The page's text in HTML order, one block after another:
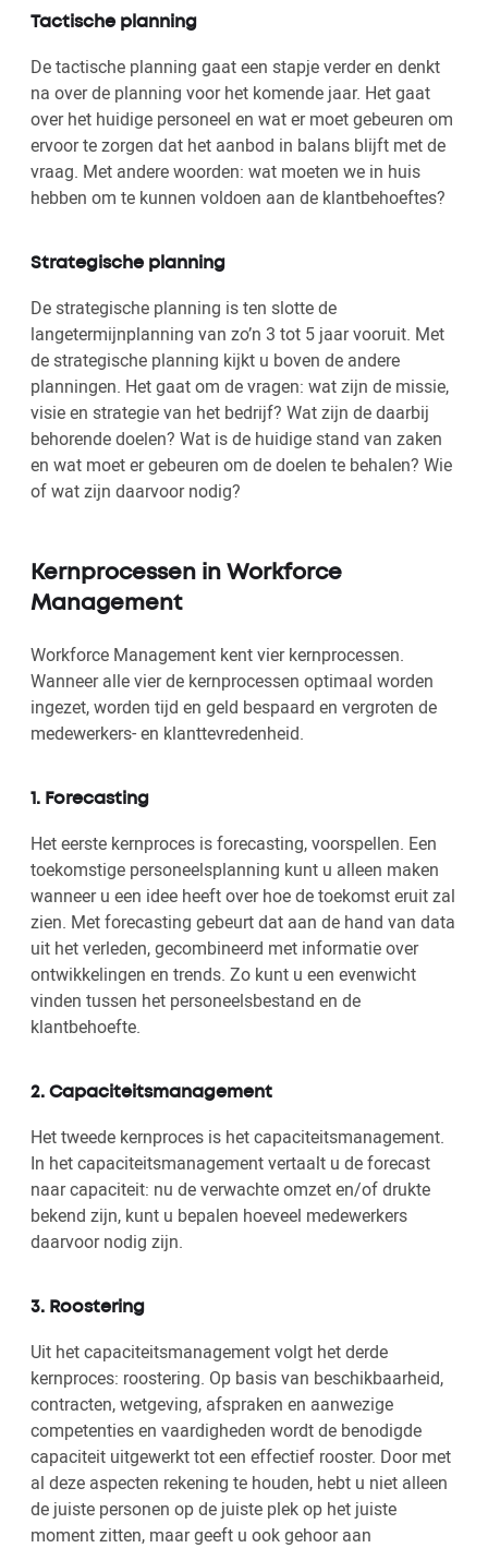
Tactische planning
De tactische planning gaat een stapje verder en denkt
na over de planning voor het komende jaar. Het gaat
over het huidige personeel en wat er moet gebeuren om
ervoor te zorgen dat het aanbod in balans blijft met de
vraag. Met andere woorden: wat moeten we in huis
hebben om te kunnen voldoen aan de klantbehoeftes?
Strategische planning
De strategische planning is ten slotte de
langetermijnplanning van zo’n 3 tot 5 jaar vooruit. Met
de strategische planning kijkt u boven de andere
planningen. Het gaat om de vragen: wat zijn de missie,
visie en strategie van het bedrijf? Wat zijn de daarbij
behorende doelen? Wat is de huidige stand van zaken
en wat moet er gebeuren om de doelen te behalen? Wie
of wat zijn daarvoor nodig?
Kernprocessen in Workforce
Management
Workforce Management kent vier kernprocessen.
Wanneer alle vier de kernprocessen optimaal worden
ingezet, worden tijd en geld bespaard en vergroten de
medewerkers- en klanttevredenheid.
1. Forecasting
Het eerste kernproces is forecasting, voorspellen. Een
toekomstige personeelsplanning kunt u alleen maken
wanneer u een idee heeft over hoe de toekomst eruit zal
zien. Met forecasting gebeurt dat aan de hand van data
uit het verleden, gecombineerd met informatie over
ontwikkelingen en trends. Zo kunt u een evenwicht
vinden tussen het personeelsbestand en de
klantbehoefte.
2. Capaciteitsmanagement
Het tweede kernproces is het capaciteitsmanagement.
In het capaciteitsmanagement vertaalt u de forecast
naar capaciteit: nu de verwachte omzet en/of drukte
bekend zijn, kunt u bepalen hoeveel medewerkers
daarvoor nodig zijn.
3. Roostering
Uit het capaciteitsmanagement volgt het derde
kernproces: roostering. Op basis van beschikbaarheid,
contracten, wetgeving, afspraken en aanwezige
competenties en vaardigheden wordt de benodigde
capaciteit uitgewerkt tot een effectief rooster. Door met
al deze aspecten rekening te houden, hebt u niet alleen
de juiste personen op de juiste plek op het juiste
moment zitten, maar geeft u ook gehoor aan